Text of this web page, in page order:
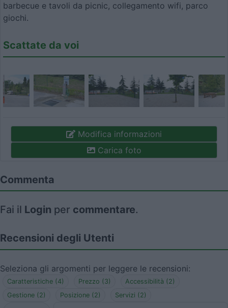
barbecue e tavoli da picnic, collegamento wifi, parco
giochi.
Scattate da voi
Modifica informazioni
Carica foto
Commenta
Fai il Login per commentare.
Recensioni degli Utenti
Seleziona gli argomenti per leggere le recensioni:
Caratteristiche (4) Prezzo (3)
Accessibilità (2)
Gestione (2)
Posizione (2) Servizi (2)